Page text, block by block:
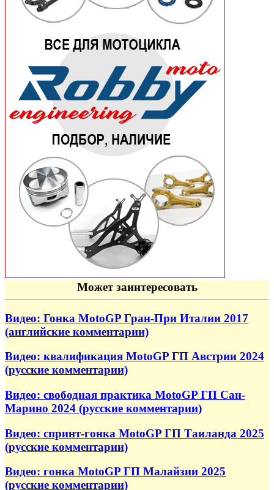
Может заинтересовать
Видео: Гонка MotoGP Гран-При Италии 2017
(английские комментарии)
Видео: квалификация MotoGP ГП Австрии 2024
(русские комментарии)
Видео: свободная практика MotoGP ГП Сан-
Марино 2024 (русские комментарии)
Видео: спринт-гонка MotoGP ГП Таиланда 2025
(русские комментарии)
Видео: гонка MotoGP ГП Малайзии 2025
(русские комментарии)